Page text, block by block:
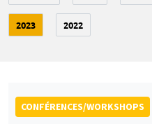
2023 2022
CONFÉRENCES/WORKSHOPS